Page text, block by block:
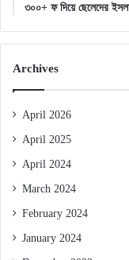
৩০০+ ফ দিয়ে ছেলেদের
Archives
April 2026
April 2025
April 2024
March 2024
February 2024
January 2024